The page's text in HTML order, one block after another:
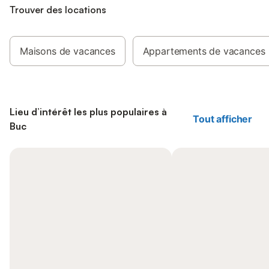
Trouver des locations
Maisons de vacances Appartements de vacances
Lieu d’intérêt les plus populaires à
Buc
Tout afficher